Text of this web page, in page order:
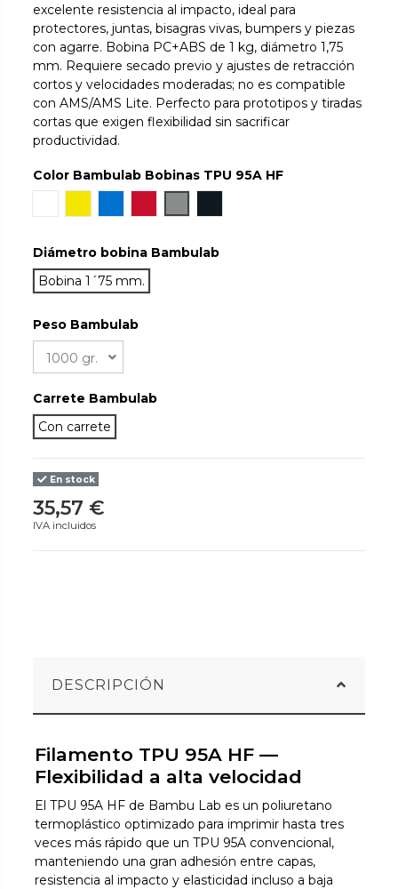
excelente resistencia al impacto, ideal para
protectores, juntas, bisagras vivas, bumpers y piezas
con agarre. Bobina PC+ABS de 1 kg, diámetro 1,75
mm. Requiere secado previo y ajustes de retracción
cortos y velocidades moderadas; no es compatible
con AMS/AMS Lite. Perfecto para prototipos y tiradas
cortas que exigen flexibilidad sin sacrificar
productividad.
Color Bambulab Bobinas TPU 95A HF
Diámetro bobina Bambulab
Bobina 1´75 mm.
Peso Bambulab
Carrete Bambulab
Con carrete
En stock
35,57 €
IVA incluidos
DESCRIPCIÓN
Filamento TPU 95A HF —
Flexibilidad a alta velocidad
El TPU 95A HF de Bambu Lab es un poliuretano
termoplástico optimizado para imprimir hasta tres
veces más rápido que un TPU 95A convencional,
manteniendo una gran adhesión entre capas,
resistencia al impacto y elasticidad incluso a baja